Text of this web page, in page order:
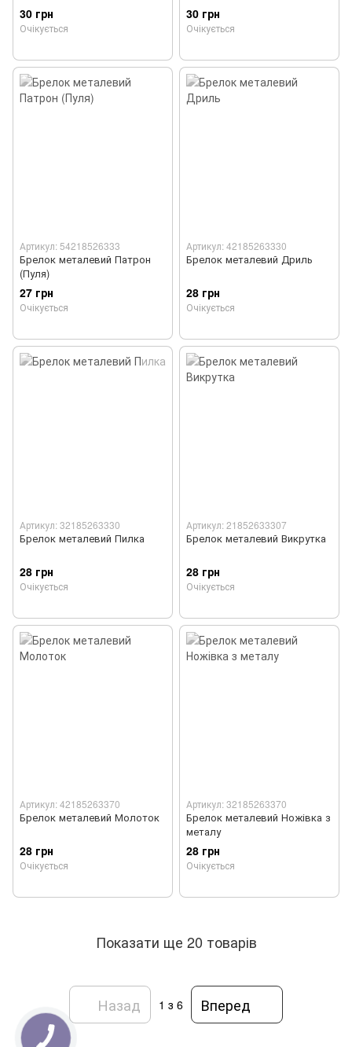
30 грн
Очікується
30 грн
Очікується
Артикул: 54218526333
Брелок металевий Патрон
(Пуля)
27 грн
Очікується
Артикул: 42185263330
Брелок металевий Дриль
28 грн
Очікується
Артикул: 32185263330
Брелок металевий Пилка
28 грн
Очікується
Артикул: 21852633307
Брелок металевий Викрутка
28 грн
Очікується
Артикул: 42185263370
Брелок металевий Молоток
28 грн
Очікується
Артикул: 32185263370
Брелок металевий Ножівка з
металу
28 грн
Очікується
Показати ще 20 товарів
Назад 1 з 6 Вперед